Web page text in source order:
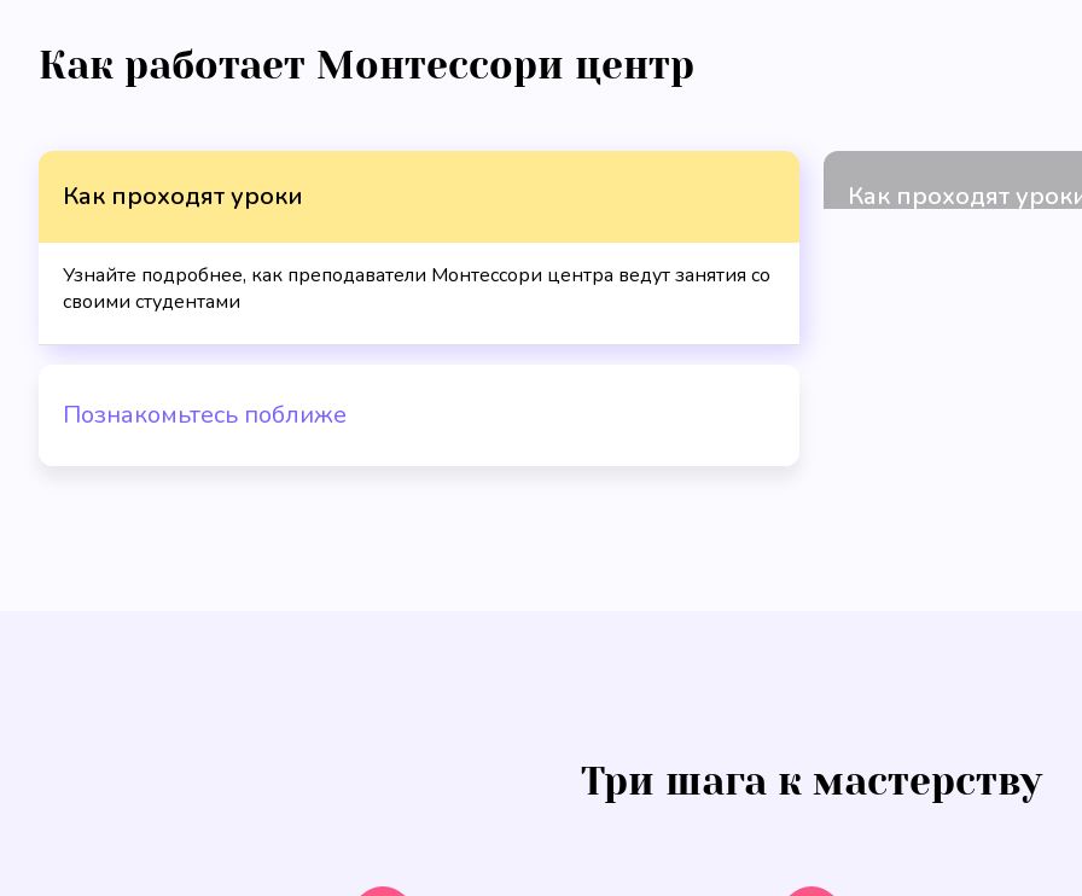
Как работает Монтессори центр
Как проходят уроки
Узнайте подробнее, как преподаватели Монтессори центра ведут занятия со
своими студентами
Познакомьтесь поближе
Три шага к мастерству